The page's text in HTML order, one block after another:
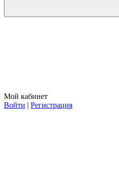
Мой кабинет
Войти | Регистрация